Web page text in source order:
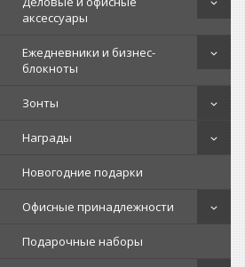
аксессуары
Ежедневники и бизнес-
блокноты
Зонты
Награды
Новогодние подарки
Офисные принадлежности
Подарочные наборы